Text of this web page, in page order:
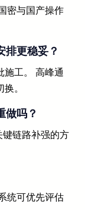
密与国产操作
排更稳妥？
施工。 高峰通
。
做吗？
键链路补强的方
统可优先评估